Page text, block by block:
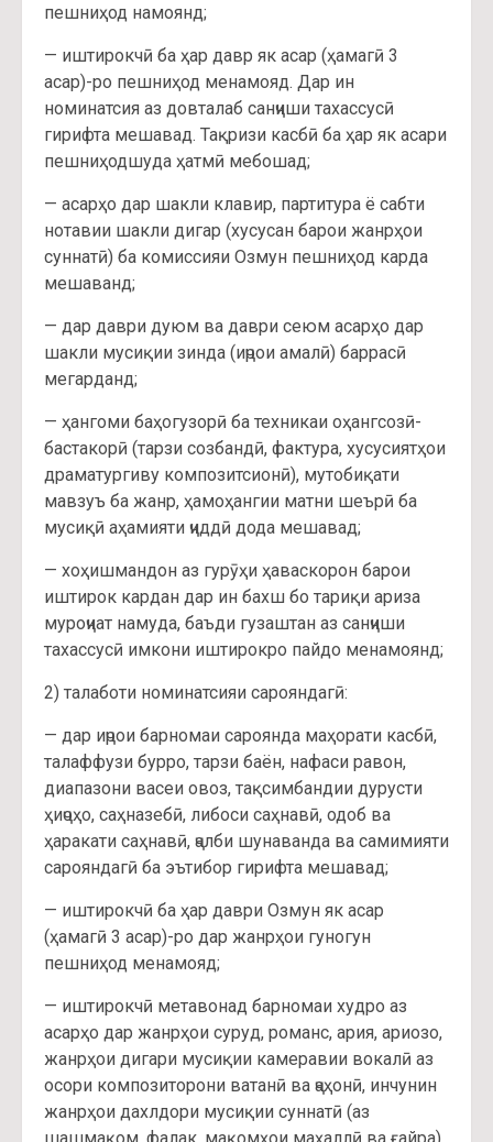
пешниҳод намоянд;
— иштирокчӣ ба ҳар давр як асар (ҳамагӣ 3
асар)-ро пешниҳод менамояд. Дар ин
номинатсия аз довталаб санҷиши тахассусӣ
гирифта мешавад. Тақризи касбӣ ба ҳар як асари
пешниҳодшуда ҳатмӣ мебошад;
— асарҳо дар шакли клавир, партитура ё сабти
нотавии шакли дигар (хусусан барои жанрҳои
суннатӣ) ба комиссияи Озмун пешниҳод карда
мешаванд;
— дар даври дуюм ва даври сеюм асарҳо дар
шакли мусиқии зинда (иҷрои амалӣ) баррасӣ
мегарданд;
— ҳангоми баҳогузорӣ ба техникаи оҳангсозӣ-
бастакорӣ (тарзи созбандӣ, фактура, хусусиятҳои
драматургиву композитсионӣ), мутобиқати
мавзуъ ба жанр, ҳамоҳангии матни шеърӣ ба
мусиқӣ аҳамияти ҷиддӣ дода мешавад;
— хоҳишмандон аз гурӯҳи ҳаваскорон барои
иштирок кардан дар ин бахш бо тариқи ариза
муроҷиат намуда, баъди гузаштан аз санҷиши
тахассусӣ имкони иштирокро пайдо менамоянд;
2) талаботи номинатсияи сарояндагӣ:
— дар иҷрои барномаи сароянда маҳорати касбӣ,
талаффузи бурро, тарзи баён, нафаси равон,
диапазони васеи овоз, тақсимбандии дурусти
ҳиҷоҳо, саҳназебӣ, либоси саҳнавӣ, одоб ва
ҳаракати саҳнавӣ, ҷалби шунаванда ва самимияти
сарояндагӣ ба эътибор гирифта мешавад;
— иштирокчӣ ба ҳар даври Озмун як асар
(ҳамагӣ 3 асар)-ро дар жанрҳои гуногун
пешниҳод менамояд;
— иштирокчӣ метавонад барномаи худро аз
асарҳо дар жанрҳои суруд, романс, ария, ариозо,
жанрҳои дигари мусиқии камеравии вокалӣ аз
осори композиторони ватанӣ ва ҷаҳонӣ, инчунин
жанрҳои дахлдори мусиқии суннатӣ (аз